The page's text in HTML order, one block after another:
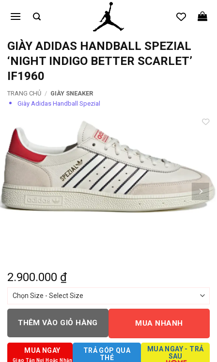
qua
dungGIÀY ADIDAS HANDBALL SPEZIAL
‘NIGHT INDIGO BETTER SCARLET’
IF1960
TRANG CHỦ / GIÀY SNEAKER
Giày Adidas Handball Spezial
2.900.000 ₫
THÊM VÀO GIỎ HÀNG MUA NHANH
MUA NGAY
Giao Tận Nơi Hoặc Nhận
TRẢ GÓP QUA
THẺ
MUA NGAY - TRẢ
SAU